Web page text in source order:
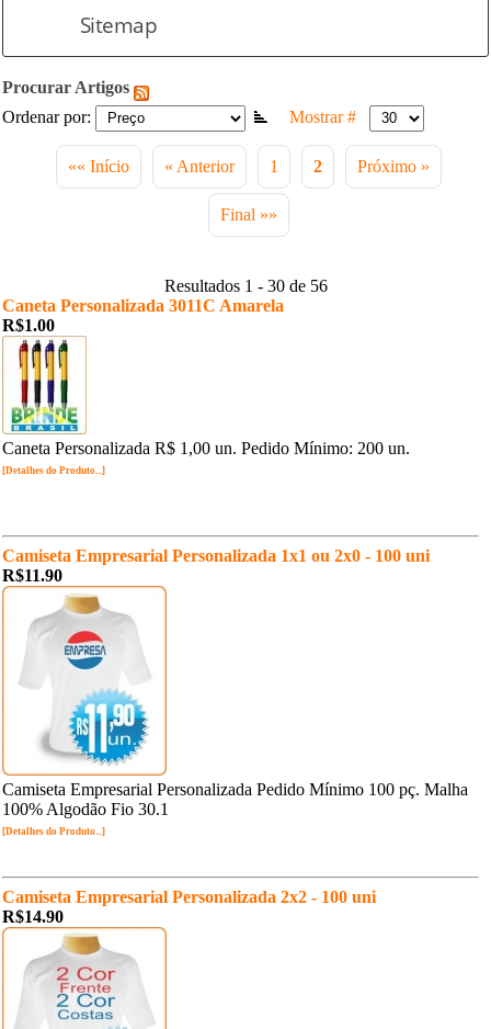
Sitemap
Procurar Artigos
Ordenar por: Mostrar #
«« Início « Anterior 1 2 Próximo »
Final »»
Resultados 1 - 30 de 56
Caneta Personalizada 3011C Amarela
R$1.00
Caneta Personalizada R$ 1,00 un. Pedido Mínimo: 200 un.
[Detalhes do Produto...]
Camiseta Empresarial Personalizada 1x1 ou 2x0 - 100 uni
R$11.90
Camiseta Empresarial Personalizada Pedido Mínimo 100 pç. Malha
100% Algodão Fio 30.1
[Detalhes do Produto...]
Camiseta Empresarial Personalizada 2x2 - 100 uni
R$14.90